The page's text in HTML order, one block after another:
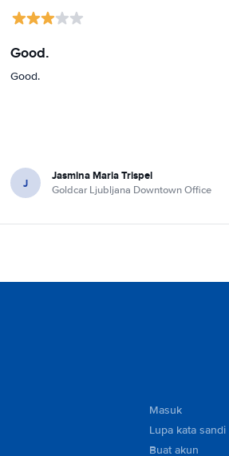
Good.
Good.
J Jasmina Maria Trispel
Goldcar Ljubljana Downtown Office
Masuk
Lupa kata sandi
Buat akun